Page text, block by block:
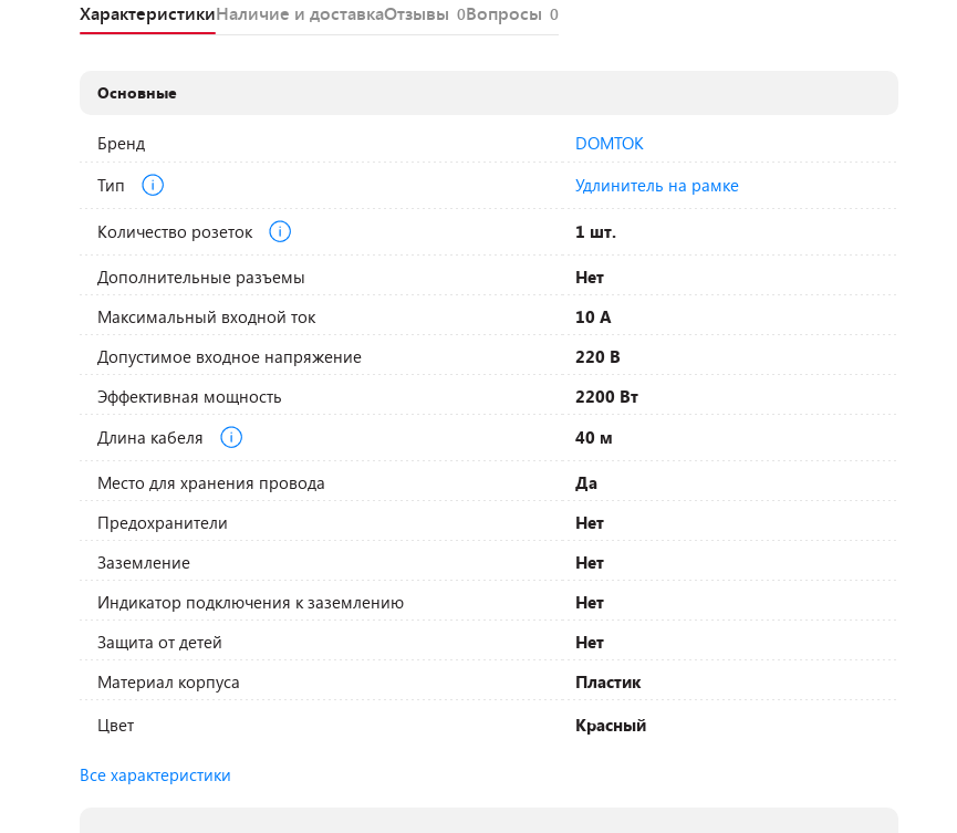
ХарактеристикиНаличие и доставкаОтзывы 0Вопросы 0
Основные
Бренд
DOMTOK
Тип
Удлинитель на рамке
Количество розеток 1 шт.
Дополнительные разъемы
Нет
Максимальный входной ток
10 А
Допустимое входное напряжение
220 В
Эффективная мощность
2200 Вт
Длина кабеля
40 м
Место для хранения провода
Да
Предохранители
Нет
Заземление
Нет
Индикатор подключения к заземлению
Нет
Защита от детей
Нет
Материал корпуса
Пластик
Цвет
Красный
Все характеристики